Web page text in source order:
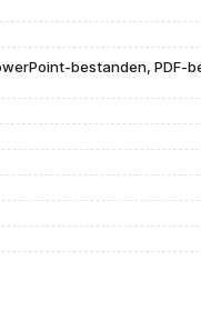
bestanden, PDF-